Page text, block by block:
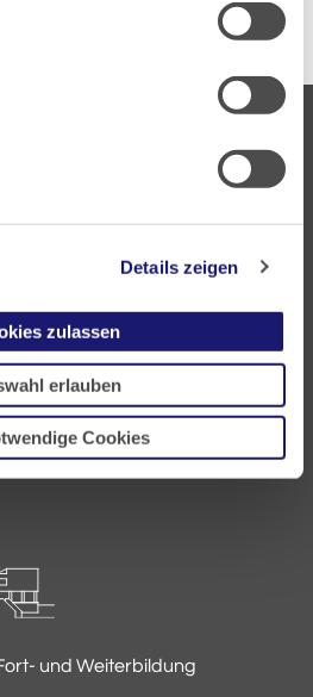
Details zeigen
zulassen
erlauben
Cookies
und Weiterbildung